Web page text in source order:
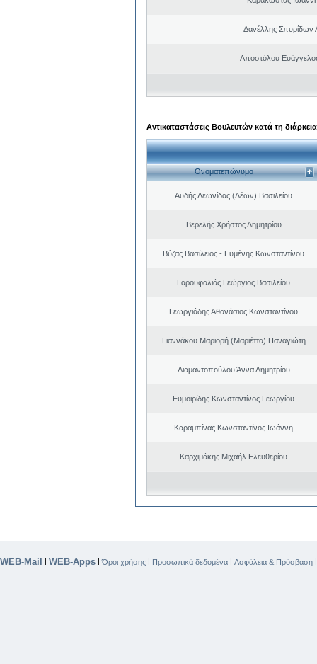
Δανέλλης Σπυρίδων
Αποστόλου
Αντικαταστάσεις Βουλευτών κατά τη
Ονοματεπώνυμο
Αυδής Λεωνίδας (Λέων) Βασιλείου
Βερελής Χρήστος Δημητρίου
Βύζας Βασίλειος - Ευμένης Κωνσταντίνου
Γαρουφαλιάς Γεώργιος Βασιλείου
Γεωργιάδης Αθανάσιος Κωνσταντίνου
Γιαννάκου Μαριορή (Μαριέττα) Παναγιώτη
Διαμαντοπούλου Άννα Δημητρίου
Ευμοιρίδης Κωνσταντίνος Γεωργίου
Καραμπίνας Κωνσταντίνος Ιωάννη
Καρχιμάκης Μιχαήλ Ελευθερίου
WEB-Mail | WEB-Apps |Όροι χρήσης | Προσωπικά δεδομένα | Ασφάλεια & Πρόσβαση